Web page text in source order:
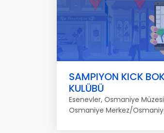
SAMPIYON KICK
KULÜBÜ
Esenevler, Osmaniye
Osmaniye Merkez/